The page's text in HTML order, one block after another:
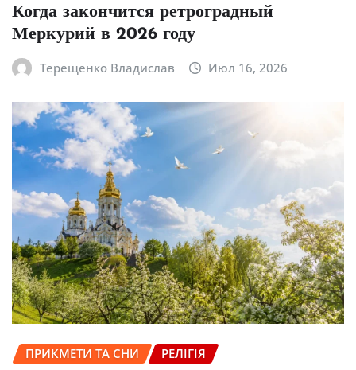
Когда закончится ретроградный
Меркурий в 2026 году
Терещенко Владислав Июл 16, 2026
ПРИКМЕТИ ТА СНИ РЕЛІГІЯ